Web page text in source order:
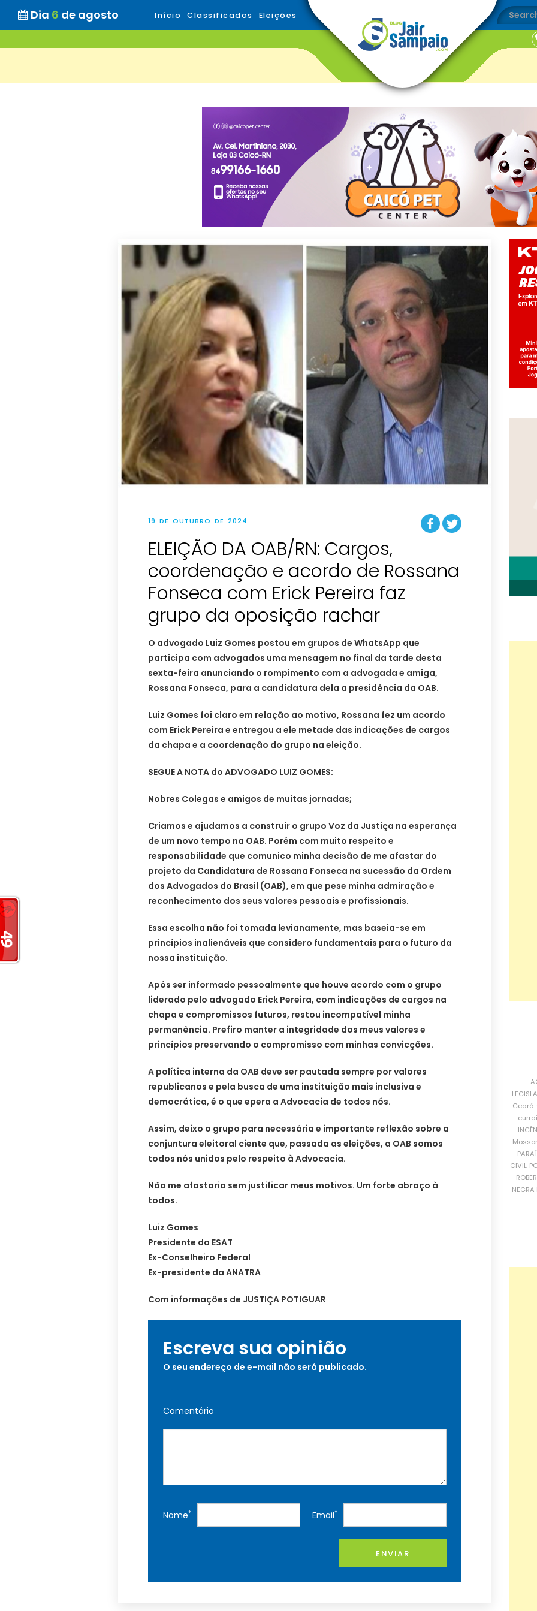
Dia 6 de agosto Início Classificados Eleições
19 DE OUTUBRO DE 2024
ELEIÇÃO DA OAB/RN: Cargos,
coordenação e acordo de Rossana
Fonseca com Erick Pereira faz
grupo da oposição rachar
O advogado Luiz Gomes postou em grupos de WhatsApp que
participa com advogados uma mensagem no final da tarde desta
sexta-feira anunciando o rompimento com a advogada e amiga,
Rossana Fonseca, para a candidatura dela a presidência da OAB.
Luiz Gomes foi claro em relação ao motivo, Rossana fez um acordo
com Erick Pereira e entregou a ele metade das indicações de cargos
da chapa e a coordenação do grupo na eleição.
SEGUE A NOTA do ADVOGADO LUIZ GOMES:
Nobres Colegas e amigos de muitas jornadas;
Criamos e ajudamos a construir o grupo Voz da Justiça na esperança
de um novo tempo na OAB. Porém com muito respeito e
responsabilidade que comunico minha decisão de me afastar do
projeto da Candidatura de Rossana Fonseca na sucessão da Ordem
dos Advogados do Brasil (OAB), em que pese minha admiração e
reconhecimento dos seus valores pessoais e profissionais.
Essa escolha não foi tomada levianamente, mas baseia-se em
princípios inalienáveis que considero fundamentais para o futuro da
nossa instituição.
Após ser informado pessoalmente que houve acordo com o grupo
liderado pelo advogado Erick Pereira, com indicações de cargos na
chapa e compromissos futuros, restou incompatível minha
permanência. Prefiro manter a integridade dos meus valores e
princípios preservando o compromisso com minhas convicções.
A política interna da OAB deve ser pautada sempre por valores
republicanos e pela busca de uma instituição mais inclusiva e
democrática, é o que epera a Advocacia de todos nós.
Assim, deixo o grupo para necessária e importante reflexão sobre a
conjuntura eleitoral ciente que, passada as eleições, a OAB somos
todos nós unidos pelo respeito à Advocacia.
Não me afastaria sem justificar meus motivos. Um forte abraço à
todos.
Luiz Gomes
Presidente da ESAT
Ex-Conselheiro Federal
Ex-presidente da ANATRA
Com informações de JUSTIÇA POTIGUAR
Escreva sua opinião
O seu endereço de e-mail não será publicado.
Comentário
Nome* Email*
ENVIAR
Ceará
CIVIL
NEGRA